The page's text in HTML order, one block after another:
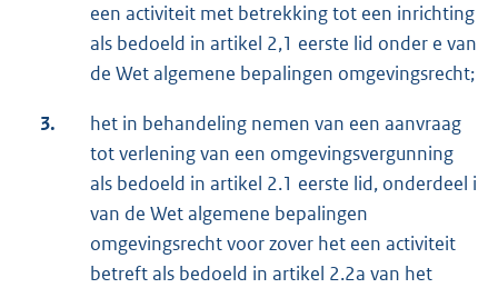
een activiteit met betrekking tot een inrichting
als bedoeld in artikel 2,1 eerste lid onder e van
de Wet algemene bepalingen omgevingsrecht;
3.
het in behandeling nemen van een aanvraag
tot verlening van een omgevingsvergunning
als bedoeld in artikel 2.1 eerste lid, onderdeel i
van de Wet algemene bepalingen
omgevingsrecht voor zover het een activiteit
betreft als bedoeld in artikel 2.2a van het